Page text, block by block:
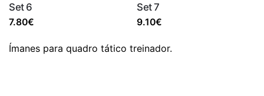
Set 6
7.80€
Set 7
9.10€
Ímanes para quadro tático treinador.